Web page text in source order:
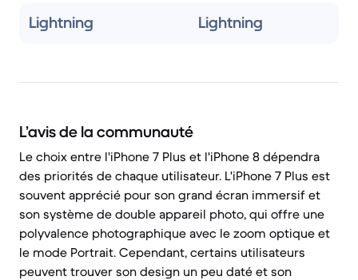
Lightning Lightning
L’avis de la communauté
Le choix entre l'iPhone 7 Plus et l'iPhone 8 dépendra
des priorités de chaque utilisateur. L'iPhone 7 Plus est
souvent apprécié pour son grand écran immersif et
son système de double appareil photo, qui offre une
polyvalence photographique avec le zoom optique et
le mode Portrait. Cependant, certains utilisateurs
peuvent trouver son design un peu daté et son